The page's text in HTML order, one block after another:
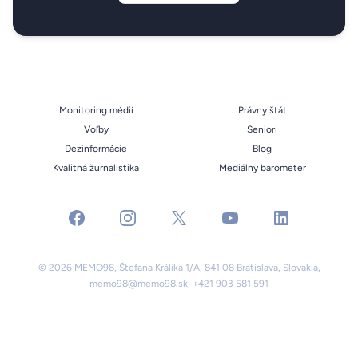
Monitoring médií
Voľby
Dezinformácie
Kvalitná žurnalistika
Právny štát
Seniori
Blog
Mediálny barometer
facebook instagramx youtube linkedin
© 2026 MEMO98, Štefana Králika 1/A, 841 08 Bratislava, Slovakia,
memo98@memo98.sk, +421 903 581 591